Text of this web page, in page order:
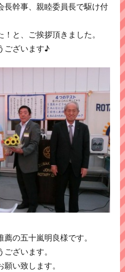
長幹事、親睦委員長で駆け付
と、ご挨拶頂きました。
ございます♪
の五十嵐明良様です。
ざいます。
い致します。